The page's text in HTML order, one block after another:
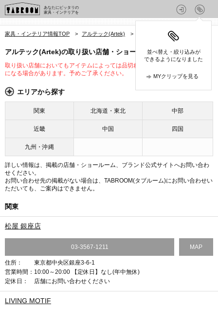
あなたにピッタリの
家具・インテリアを
並べ替え・絞り込みが
できるようになりました
MYクリップを見る
家具・インテリア情報TOP > アルテック(Artek) > アルテック(Artek)の店舗
アルテック(Artek)の取り扱い店舗・ショールーム
取り扱い店舗においてもアイテムによっては品切れや未入荷、取り扱いが変更
になる場合があります。予めご了承ください。
エリアから探す
関東 北海道・東北 中部
近畿 中国 四国
九州・沖縄
詳しい情報は、掲載の店舗・ショールーム、ブランド公式サイトへお問い合わ
せください。
お問い合わせ先の掲載がない場合は、TABROOM(タブルーム)にお問い合わせい
ただいても、ご案内はできません。
関東
松屋 銀座店
03-3567-1211 MAP
住所：
東京都中央区銀座3-6-1
営業時間： 10:00～20:00 【定休日】なし(年中無休)
定休日：
店舗にお問い合わせください
LIVING MOTIF